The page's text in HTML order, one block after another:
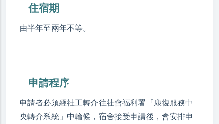
住宿期
由半年至兩年不等。
申請程序
申請者必須經社工轉介往社會福利署「康復服務中
央轉介系統」中輪候，宿舍接受申請後，會安排申